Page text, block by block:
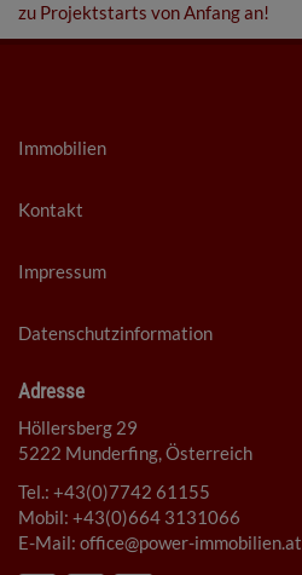
zu Projektstarts von Anfang an!
Immobilien
Kontakt
Impressum
Datenschutzinformation
Adresse
Höllersberg 29
5222 Munderfing, Österreich
Tel.: +43(0)7742 61155
Mobil: +43(0)664 3131066
E-Mail: office@power-immobilien.at